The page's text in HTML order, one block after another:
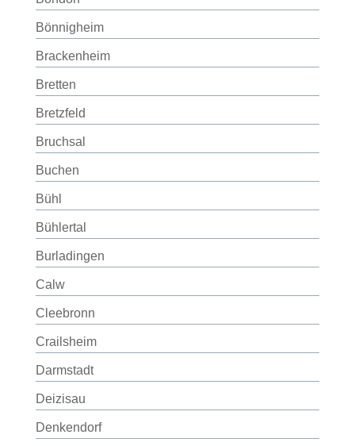
Bönnigheim
Brackenheim
Bretten
Bretzfeld
Bruchsal
Buchen
Bühl
Bühlertal
Burladingen
Calw
Cleebronn
Crailsheim
Darmstadt
Deizisau
Denkendorf